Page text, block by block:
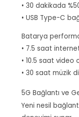
• 30 dakikada
• USB Type-C
Batarya
• 7.5 saat internet
• 10.5 saat video
• 30 saat müzik
5G Bağlantı ve
Yeni nesil